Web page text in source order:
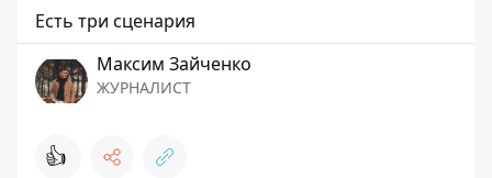
Есть три сценария
Максим Зайченко
ЖУРНАЛИСТ
👍